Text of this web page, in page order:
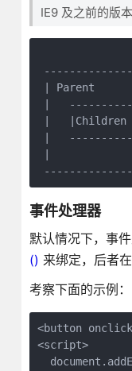
IE9 及之前的版
| Parent
|
|
|
事件处理器
默认情况下，事
() 来绑定，后者
考察下面的示例：
<button
<script>